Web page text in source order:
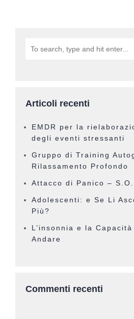
Articoli recenti
EMDR per la
degli eventi stressanti
Gruppo di Training
Rilassamento Profondo
Attacco di Panico –
Adolescenti: e Se Li
Più?
L’insonnia e la
Andare
Commenti recenti